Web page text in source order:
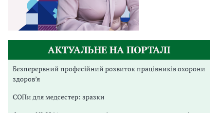
АКТУАЛЬНЕ НА ПОРТАЛІ
Безперервний професійний розвиток працівників охорони
здоров’я
СОПи для медсестер: зразки